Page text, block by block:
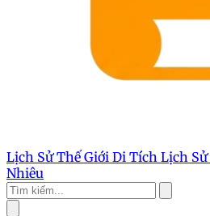
Lịch Sử Thế Giới Di Tích Lịch Sử
Nhiêu